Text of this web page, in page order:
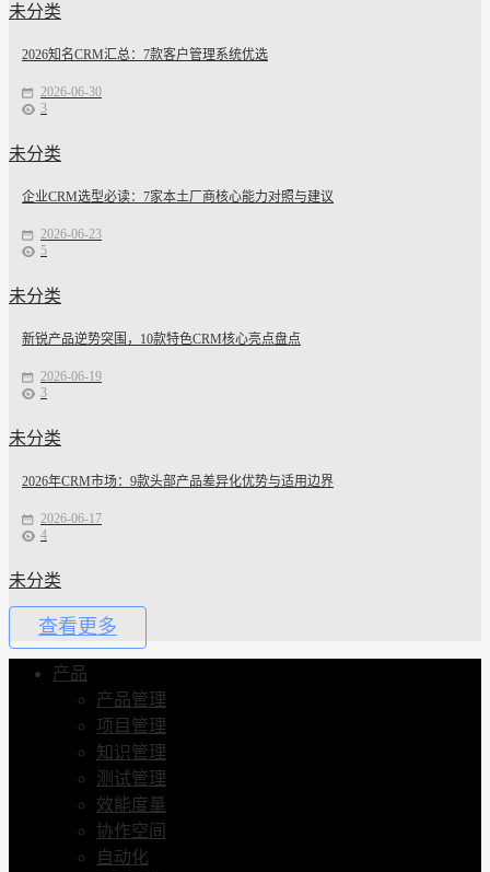
未分类
2026知名CRM汇总：7款客户管理系统优选
2026-06-30
3
未分类
企业CRM选型必读：7家本土厂商核心能力对照与建议
2026-06-23
5
未分类
新锐产品逆势突围，10款特色CRM核心亮点盘点
2026-06-19
3
未分类
2026年CRM市场：9款头部产品差异化优势与适用边界
2026-06-17
4
未分类
查看更多
产品
产品管理
项目管理
知识管理
测试管理
效能度量
协作空间
自动化